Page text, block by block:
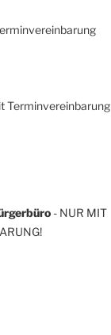
Terminvereinbarung
- NUR MIT